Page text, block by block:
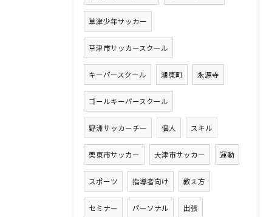
草津少年サッカー
草津市サッカースクール
キーパースクール 湖東町 永源寺
ゴールキーパースクール
野洲サッカーチー 個人 スキル
栗東市サッカー 大津市サッカー 運動
スポーツ 指導者向け 教え方
セミナー パーソナル 出張